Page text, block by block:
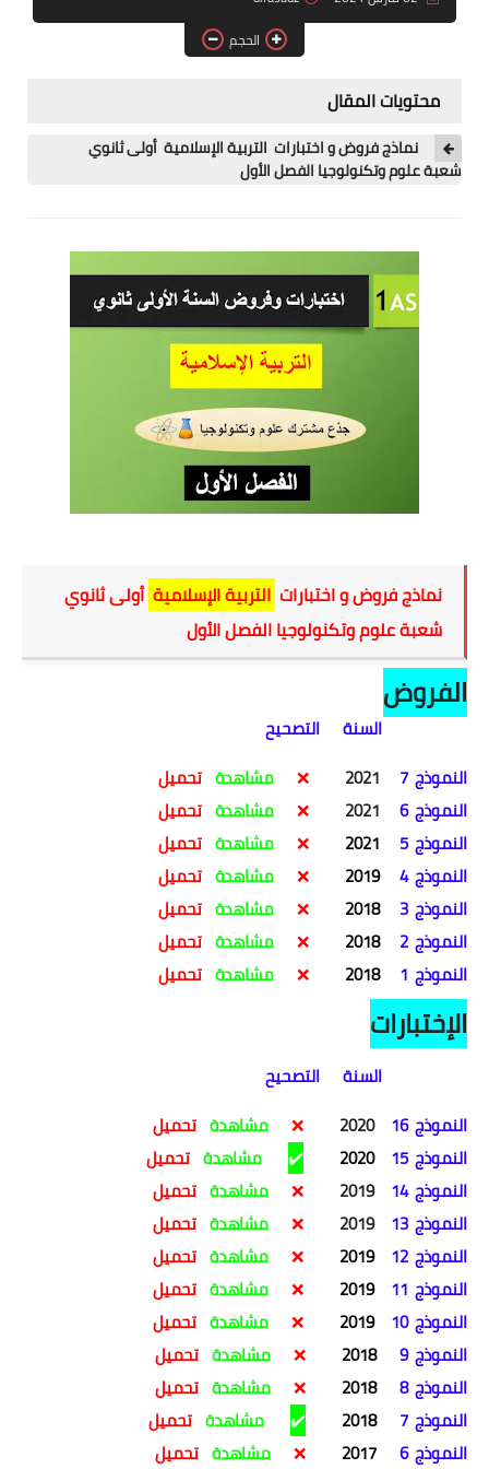
مسابقة الشبه الطبي 2021
الحجم
محتويات المقال
نماذج فروض و اختبارات التربية الإسلامية أولى ثانوي
شعبة علوم وتكنولوجيا الفصل الأول
نماذج فروض و اختبارات التربية الإسلامية أولى ثانوي
شعبة علوم وتكنولوجيا الفصل الأول
الفروض
السنة التصحيح
النموذج 7
2021
❌ مشاهدة تحميل
النموذج 6
2021
❌ مشاهدة تحميل
النموذج 5
2021
❌ مشاهدة تحميل
النموذج 4
2019
❌ مشاهدة تحميل
النموذج 3
2018
❌ مشاهدة تحميل
النموذج 2
2018
❌ مشاهدة تحميل
النموذج 1
2018
❌ مشاهدة تحميل
الإختبارات
السنة التصحيح
النموذج 16
2020
❌ مشاهدة تحميل
النموذج 15
2020
✔️ مشاهدة تحميل
النموذج 14
2019
❌ مشاهدة تحميل
النموذج 13
2019
❌ مشاهدة تحميل
النموذج 12
2019
❌ مشاهدة تحميل
النموذج 11
2019
❌ مشاهدة تحميل
النموذج 10
2019
❌ مشاهدة تحميل
النموذج 9
2018
❌ مشاهدة تحميل
النموذج 8
2018
❌ مشاهدة تحميل
النموذج 7
2018
✔️ مشاهدة تحميل
النموذج 6
2017
❌ مشاهدة تحميل